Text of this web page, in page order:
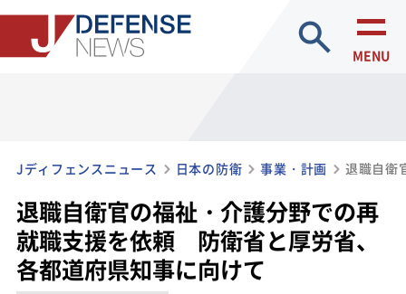
site search
MENU
Jディフェンスニュース 日本の防衛 事業・計画
退職自衛官の福祉・介護分野での再
就職支援を依頼 防衛省と厚労省、
各都道府県知事に向けて